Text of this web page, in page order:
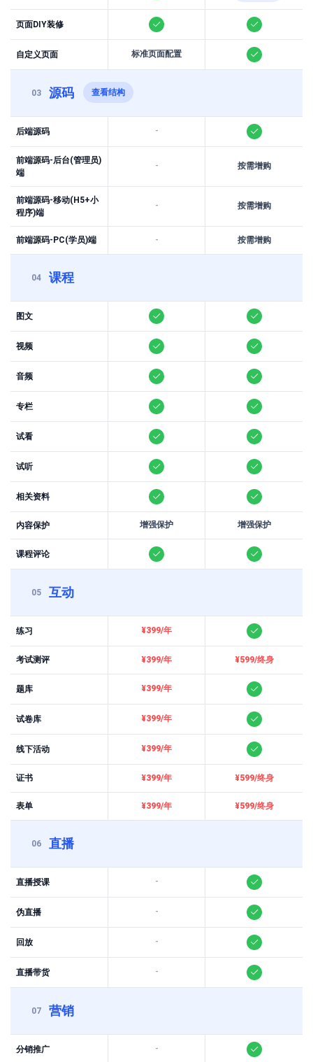
页面DIY装修
自定义页面 标准页面配置
03 源码 查看结构
后端源码 -
前端源码-后台(管理员)
端
- 按需增购
前端源码-移动(H5+小
程序)端
- 按需增购
前端源码-PC(学员)端 - 按需增购
04 课程
图文
视频
音频
专栏
试看
试听
相关资料
内容保护 增强保护 增强保护
课程评论
05 互动
练习 ¥399/年
考试测评 ¥399/年 ¥599/终身
题库 ¥399/年
试卷库 ¥399/年
线下活动 ¥399/年
证书 ¥399/年 ¥599/终身
表单 ¥399/年 ¥599/终身
06 直播
直播授课 -
伪直播 -
回放 -
直播带货 -
07 营销
分销推广 -